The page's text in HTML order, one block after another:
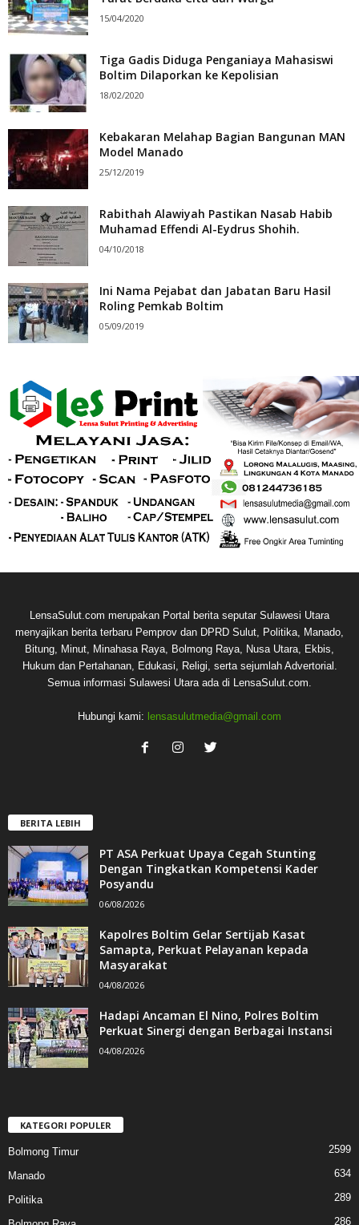
15/04/2020
Tiga Gadis Diduga Penganiaya Mahasiswi
Boltim Dilaporkan ke Kepolisian
18/02/2020
Kebakaran Melahap Bagian Bangunan MAN
Model Manado
25/12/2019
Rabithah Alawiyah Pastikan Nasab Habib
Muhamad Effendi Al-Eydrus Shohih.
04/10/2018
Ini Nama Pejabat dan Jabatan Baru Hasil
Roling Pemkab Boltim
05/09/2019
LensaSulut.com merupakan Portal berita seputar Sulawesi Utara
menyajikan berita terbaru Pemprov dan DPRD Sulut, Politika, Manado,
Bitung, Minut, Minahasa Raya, Bolmong Raya, Nusa Utara, Ekbis,
Hukum dan Pertahanan, Edukasi, Religi, serta sejumlah Advertorial.
Semua informasi Sulawesi Utara ada di LensaSulut.com.
Hubungi kami: lensasulutmedia@gmail.com
BERITA LEBIH
PT ASA Perkuat Upaya Cegah Stunting
Dengan Tingkatkan Kompetensi Kader
Posyandu
06/08/2026
Kapolres Boltim Gelar Sertijab Kasat
Samapta, Perkuat Pelayanan kepada
Masyarakat
04/08/2026
Hadapi Ancaman El Nino, Polres Boltim
Perkuat Sinergi dengan Berbagai Instansi
04/08/2026
KATEGORI POPULER
Bolmong Timur 2599
Manado 634
Politika 289
286